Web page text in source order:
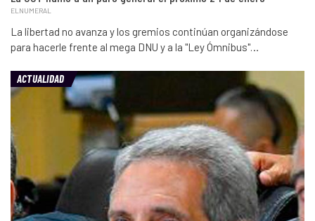
ELNUMERAL
La libertad no avanza y los gremios continúan organizándose
para hacerle frente al mega DNU y a la "Ley Ómnibus"…
ACTUALIDAD